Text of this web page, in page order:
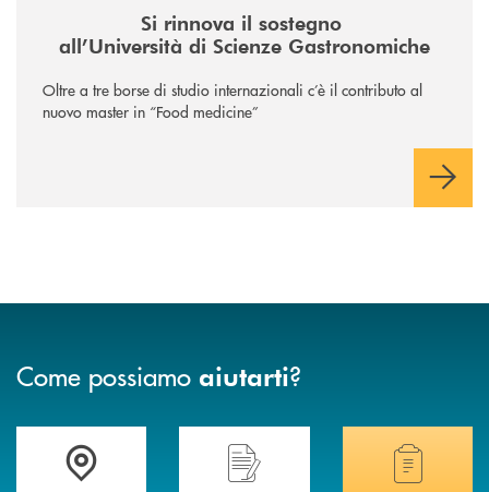
Si rinnova il sostegno
all’Università di Scienze Gastronomiche
Oltre a tre borse di studio internazionali c’è il contributo al
nuovo master in “Food medicine”
Come possiamo aiutarti?
Accedi all' elenco completo delle filiali .Hai bisogno di assistenza immediata?
Hai bisogno di